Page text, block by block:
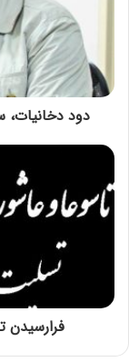
دود دخانیات،
فرارسیدن